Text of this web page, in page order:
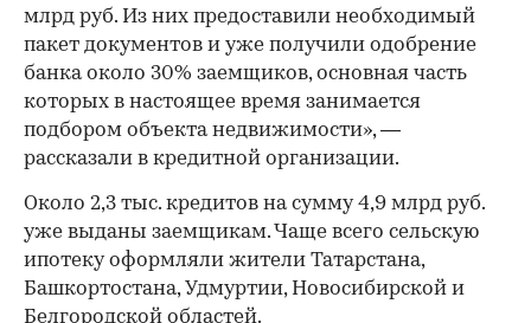
млрд руб. Из них предоставили необходимый
пакет документов и уже получили одобрение
банка около 30% заемщиков, основная часть
которых в настоящее время занимается
подбором объекта недвижимости», —
рассказали в кредитной организации.
Около 2,3 тыс. кредитов на сумму 4,9 млрд руб.
уже выданы заемщикам. Чаще всего сельскую
ипотеку оформляли жители Татарстана,
Башкортостана, Удмуртии, Новосибирской и
Белгородской областей.